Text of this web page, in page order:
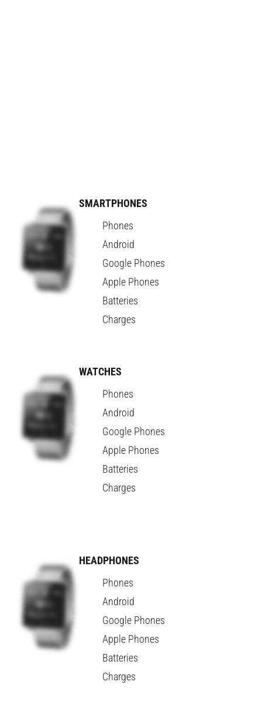
SMARTPHONES
Phones
Android
Google Phones
Apple Phones
Batteries
Charges
WATCHES
Phones
Android
Google Phones
Apple Phones
Batteries
Charges
HEADPHONES
Phones
Android
Google Phones
Apple Phones
Batteries
Charges